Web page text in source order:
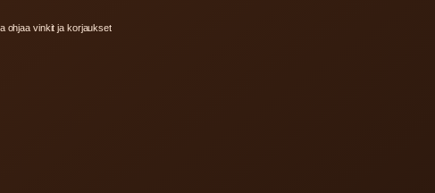
ohjaa vinkit ja korjaukset